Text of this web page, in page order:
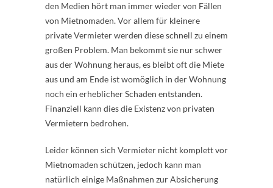
den Medien hört man immer wieder von Fällen
von Mietnomaden. Vor allem für kleinere
private Vermieter werden diese schnell zu einem
großen Problem. Man bekommt sie nur schwer
aus der Wohnung heraus, es bleibt oft die Miete
aus und am Ende ist womöglich in der Wohnung
noch ein erheblicher Schaden entstanden.
Finanziell kann dies die Existenz von privaten
Vermietern bedrohen.
Leider können sich Vermieter nicht komplett vor
Mietnomaden schützen, jedoch kann man
natürlich einige Maßnahmen zur Absicherung